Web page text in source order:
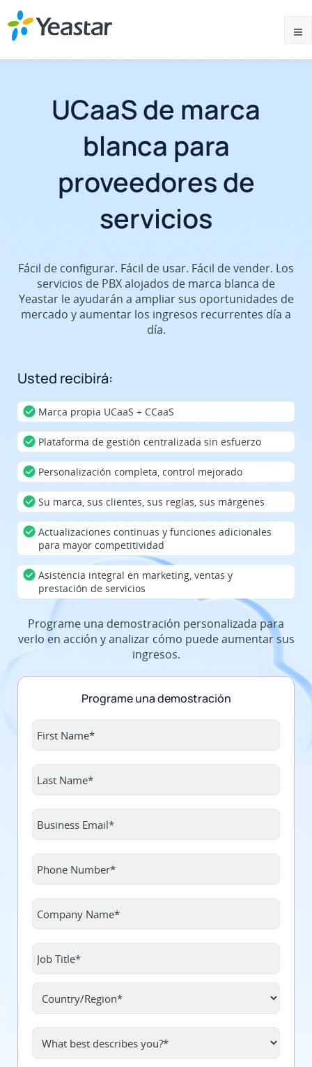
UCaaS de marca
blanca para
proveedores de
servicios
Fácil de configurar. Fácil de usar. Fácil de vender. Los
servicios de PBX alojados de marca blanca de
Yeastar le ayudarán a ampliar sus oportunidades de
mercado y aumentar los ingresos recurrentes día a
día.
Usted recibirá:
Marca propia UCaaS + CCaaS
Plataforma de gestión centralizada sin esfuerzo
Personalización completa, control mejorado
Su marca, sus clientes, sus reglas, sus márgenes
Actualizaciones continuas y funciones adicionales
para mayor competitividad
Asistencia integral en marketing, ventas y
prestación de servicios
Programe una demostración personalizada para
verlo en acción y analizar cómo puede aumentar sus
ingresos.
Programe una demostración